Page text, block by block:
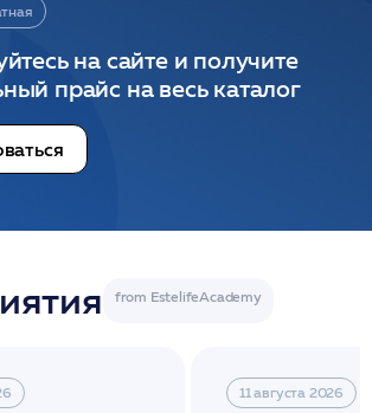
на сайте и получите
прайс на весь каталог
11 августа 2026